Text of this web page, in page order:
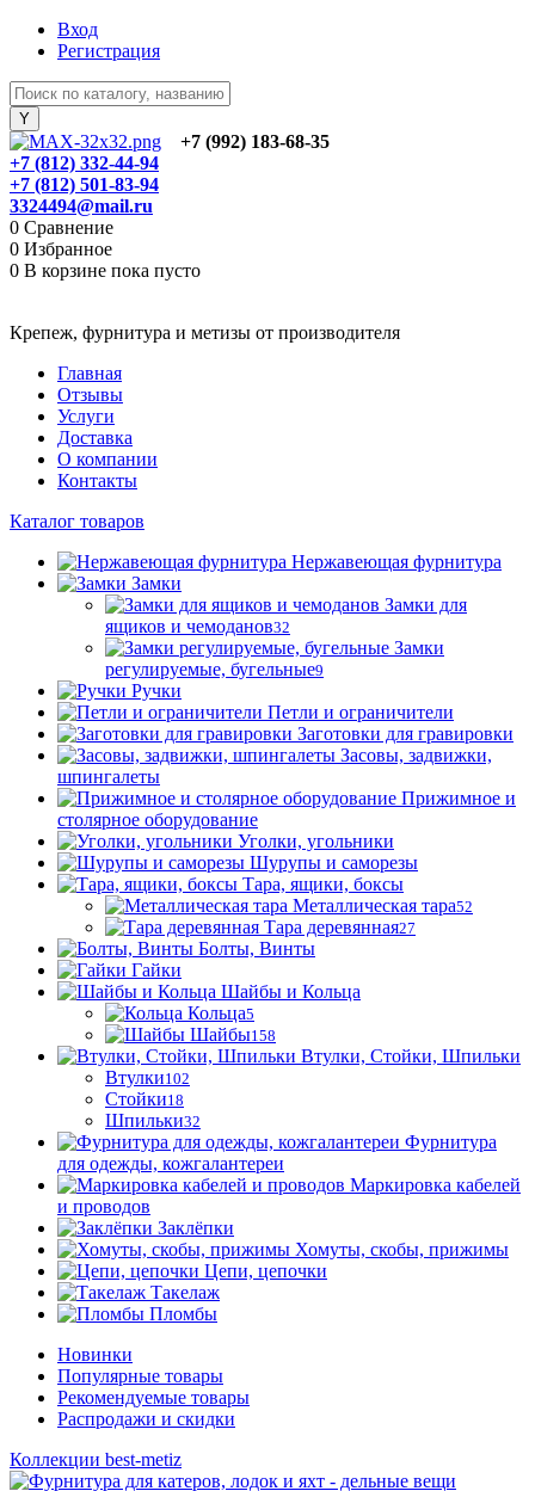
Вход
Регистрация
+7 (992) 183-68-35
+7 (812) 332-44-94
+7 (812) 501-83-94
3324494@mail.ru
0 Сравнение
0 Избранное
0 В корзине пока пусто
Крепеж, фурнитура и метизы от производителя
Главная
Отзывы
Услуги
Доставка
О компании
Контакты
Каталог товаров
Нержавеющая фурнитура
Замки
Замки для
ящиков и чемоданов32
Замки
регулируемые, бугельные9
Ручки
Петли и ограничители
Заготовки для гравировки
Засовы, задвижки,
шпингалеты
Прижимное и
столярное оборудование
Уголки, угольники
Шурупы и саморезы
Тара, ящики, боксы
Металлическая тара52
Тара деревянная27
Болты, Винты
Гайки
Шайбы и Кольца
Кольца5
Шайбы158
Втулки, Стойки, Шпильки
Втулки102
Стойки18
Шпильки32
Фурнитура
для одежды, кожгалантереи
Маркировка кабелей
и проводов
Заклёпки
Хомуты, скобы, прижимы
Цепи, цепочки
Такелаж
Пломбы
Новинки
Популярные товары
Рекомендуемые товары
Распродажи и скидки
Коллекции best-metiz